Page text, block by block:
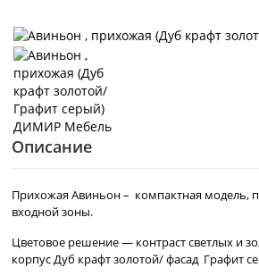
Описание
Прихожая Авиньон – компактная модель,
входной зоны.
Цветовое решение — контраст светлых и
корпус Дуб крафт золотой/ фасад Графит